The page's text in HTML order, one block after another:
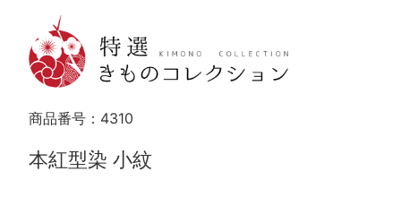
商品番号： 4310
本紅型染 小紋